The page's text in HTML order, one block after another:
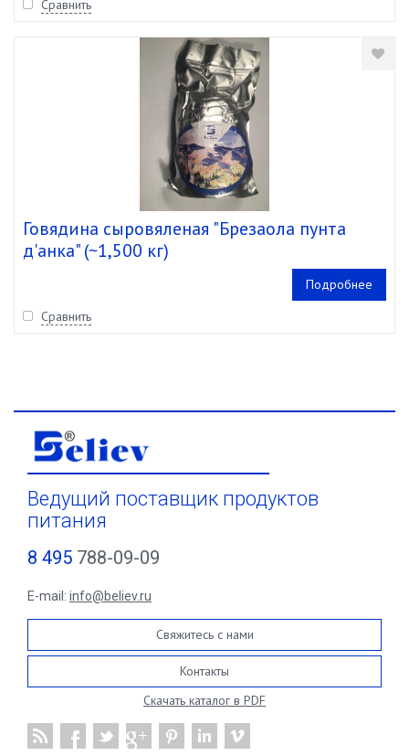
Сравнить
Говядина сыровяленая "Брезаола пунта
д'анка" (~1,500 кг)
Подробнее
Сравнить
Ведущий поставщик продуктов
питания
8 495 788-09-09
E-mail: info@believ.ru
Свяжитесь с нами
Контакты
Скачать каталог в PDF